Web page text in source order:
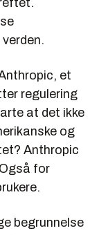
et
regulering
at det ikke
og
Anthropic
for
begrunnelse